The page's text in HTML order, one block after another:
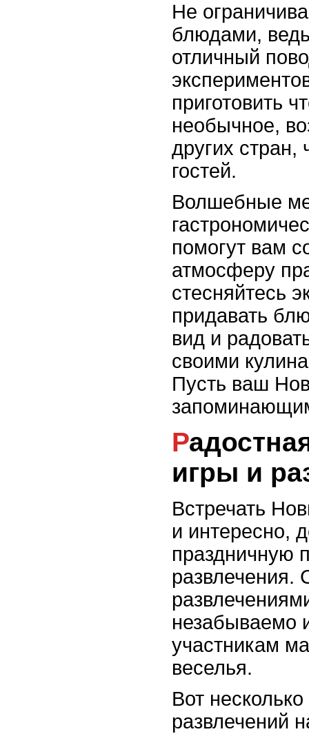
Не
блюдами,
отличный
приготовить
необычное,
других стран,
гостей.
Волшебные
помогут вам
атмосферу
стесняйтесь
придавать
вид и
своими
Пусть ваш
Радостная встреча:
игры и
Встречать
и интересно,
праздничную
развлечения.
незабываемо
участникам
веселья.
Вот
развлечений